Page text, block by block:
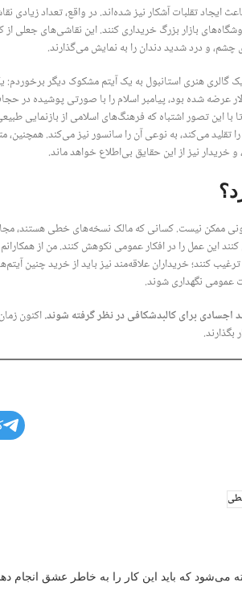
ایجاد تقلبات آشکار نیز شده‌اند. در واقع، تعداد
بازار بزرگ خریداری کنند. این نقاشی‌های
و درد شدید دندان را به نمایش می‌گذارند.
گالری هنری استانبول به یک آیتم مشکوک دیگر
با این تصور اشتباه که فرهنگ‌های اسلامی از بازنمایی
تقلید می‌کند، به نوعی آن را سانسور نیز می‌کند.
نیز از این حقایق بی‌اطلاع خواهد ماند.
ممکن نیست. کسانی که مالک نسخه‌های خطی هستند،
این عمل را در افکار عمومی نکوهش کنند. من از
کنند؛ خریداران علاقه‌مند نیز باید از خرید چنین
عمومی نگهداری شوند.
اجسادی برای کالبدشکافی در نظر گرفته شوند.اکنون
می‌شود که باید این کار را به خاطر عشق انجام